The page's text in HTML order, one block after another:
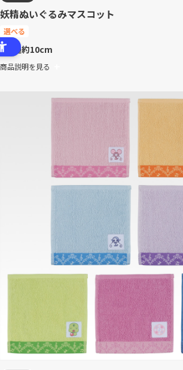
妖精ぬいぐるみマスコット
選べる
全4種約10cm
商品説明を見る